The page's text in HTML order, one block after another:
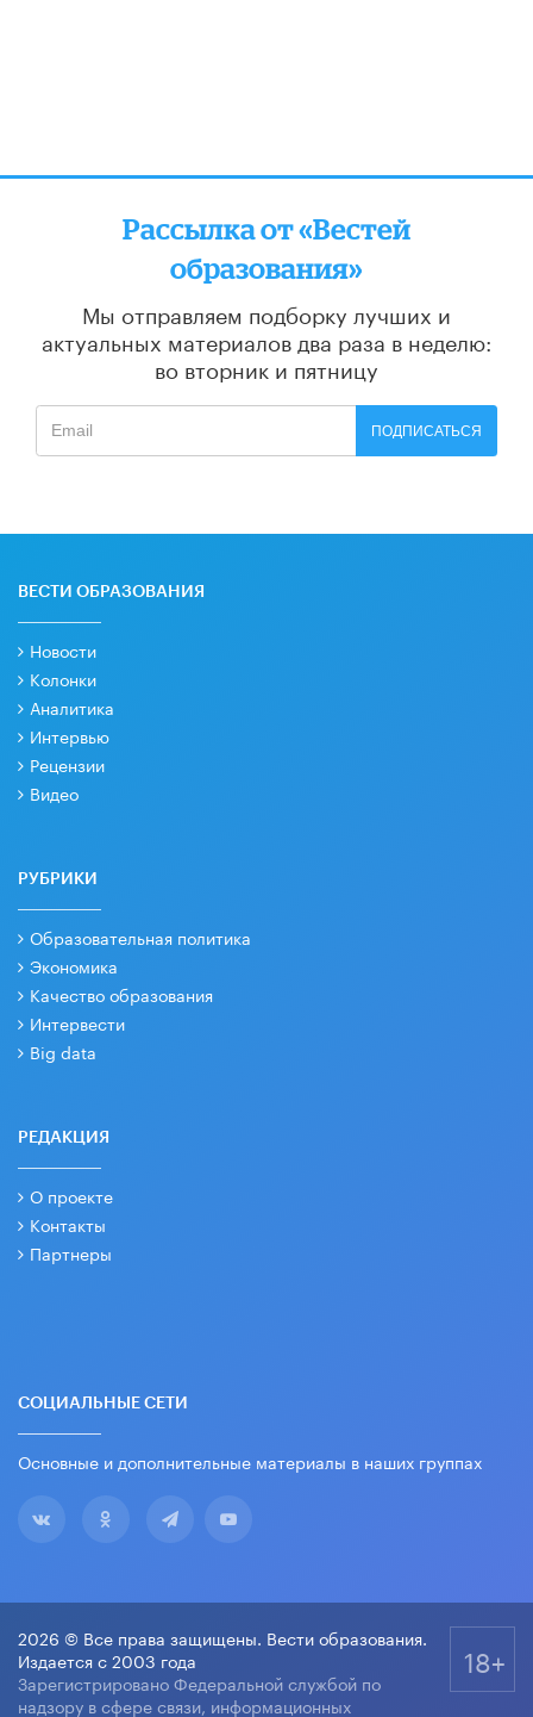
Рассылка от «Вестей
образования»
Мы отправляем подборку лучших и
актуальных материалов два раза в неделю:
во вторник и пятницу
ПОДПИСАТЬСЯ
ВЕСТИ ОБРАЗОВАНИЯ
Новости
Колонки
Аналитика
Интервью
Рецензии
Видео
РУБРИКИ
Образовательная политика
Экономика
Качество образования
Интервести
Big data
РЕДАКЦИЯ
О проекте
Контакты
Партнеры
СОЦИАЛЬНЫЕ СЕТИ
Основные и дополнительные материалы в наших группах
2026 © Все права защищены. Вести образования.
Издается с 2003 года
Зарегистрировано Федеральной службой по
надзору в сфере связи, информационных
18+